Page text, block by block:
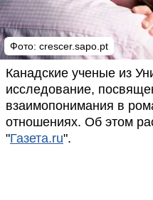
Фото: crescer.sapo.pt
Канадские ученые из
исследование,
взаимопонимания в
отношениях. Об этом
"Газета.ru".